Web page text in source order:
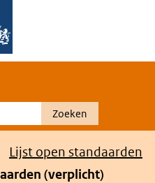
Zoeken
Lijst open standaarden
(verplicht)